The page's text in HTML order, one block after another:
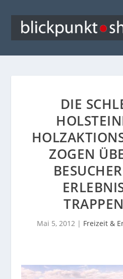
DIE
ZOGEN
Mai 5, 2012 | Freizeit &